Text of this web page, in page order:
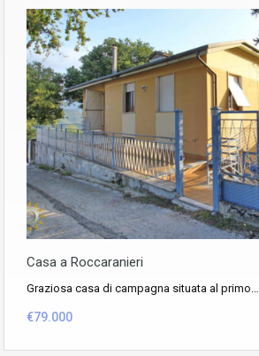
Casa a Roccaranieri
Graziosa casa di campagna situata al primo…
€79.000